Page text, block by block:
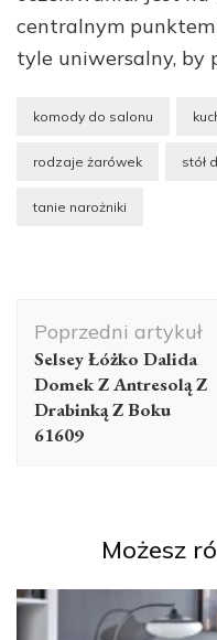
centralnym
tyle uniwersalny, by
komody do salonu
rodzaje żarówek stół
tanie narożniki
wpisu
Poprzedni artykuł
Selsey Łóżko Dalida
Domek Z Antresolą Z
Drabinką Z Boku
61609
Możesz